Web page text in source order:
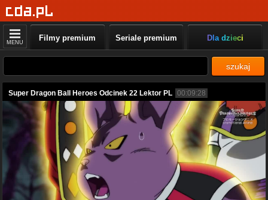
MENU Filmy premium Seriale premium Dla dzieci
szukaj
Super Dragon Ball Heroes Odcinek 22 Lektor PL 00:09:28